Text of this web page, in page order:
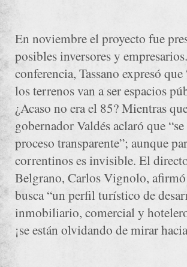
En noviembre el proyecto fue
posibles inversores y
conferencia, Tassano expresó
los terrenos van a ser espacios
¿Acaso no era el 85? Mientras
gobernador Valdés aclaró que
proceso transparente”; aunque
correntinos es invisible. El
Belgrano, Carlos Vignolo, afirmó
busca “un perfil turístico de
inmobiliario, comercial y
¡se están olvidando de mirar